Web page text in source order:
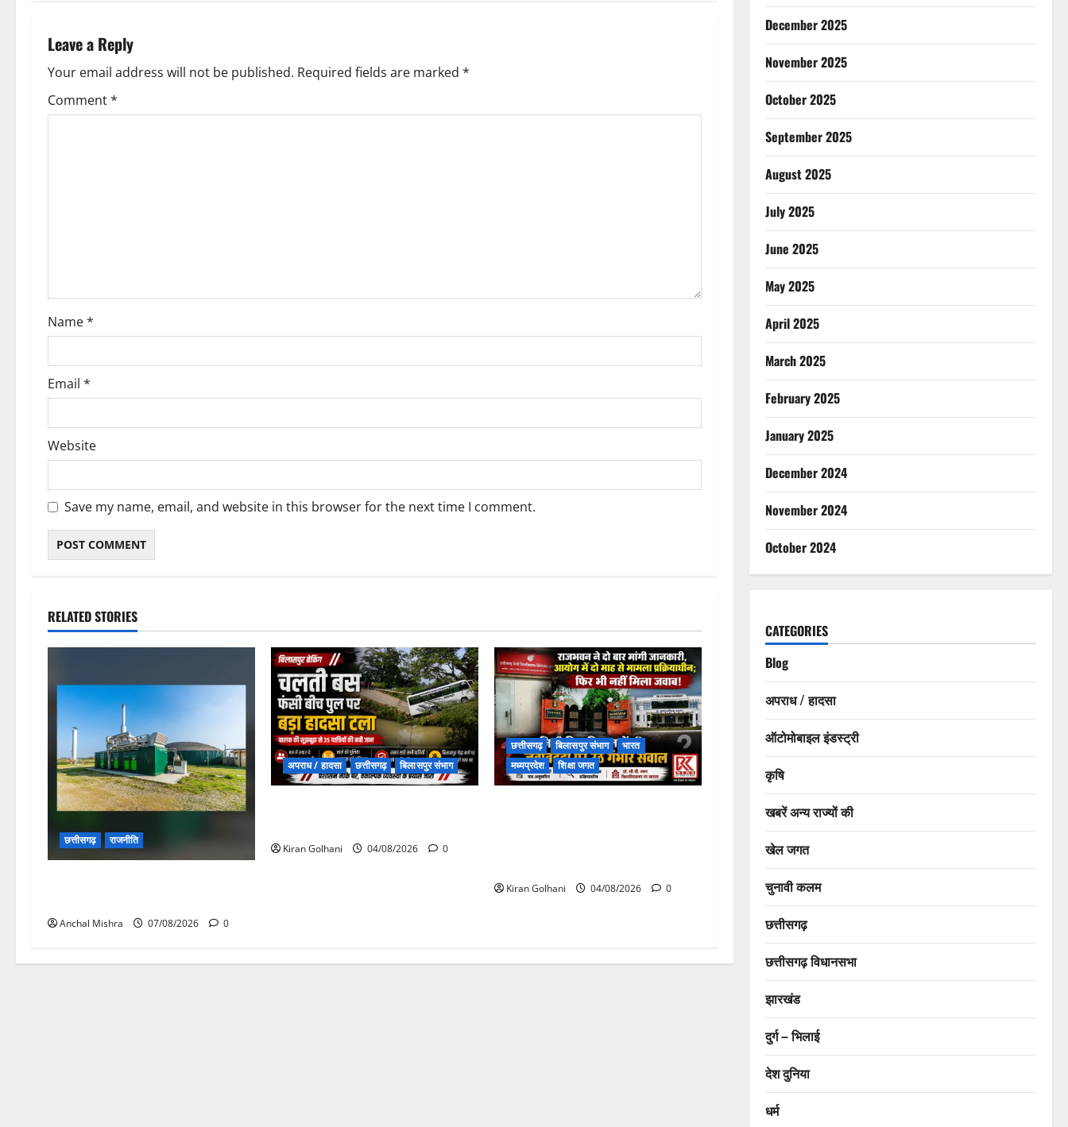
a
v
i
n
Leave a Reply
Your email address will not be published. Required fields are marked *
Comment*
Name*
Email *
Website
Save my name, email, and website in this browser for the next time I comment.
RELATED STORIES
छत्तीसगढ़ राजनीति
Anchal Mishra 07/08/2026 0
अपराध / हादसा छत्तीसगढ़ बिलासपुर संभाग
Kiran Golhani 04/08/2026 0
छत्तीसगढ़ बिलासपुर संभाग
भारत
मध्यप्रदेश
शिक्षा जगत
Kiran Golhani 04/08/2026 0
December 2025
November 2025
October 2025
September 2025
August 2025
July 2025
June 2025
May 2025
April 2025
March 2025
February 2025
January 2025
December 2024
November 2024
October 2024
CATEGORIES
Blog
अपराध / हादसा
ऑटोमोबाइल इंडस्ट्री
कृषि
खबरें अन्य राज्यों की
खेल जगत
चुनावी कलम
छत्तीसगढ़
छत्तीसगढ़ विधानसभा
झारखंड
दुर्ग – भिलाई
देश दुनिया
धर्म